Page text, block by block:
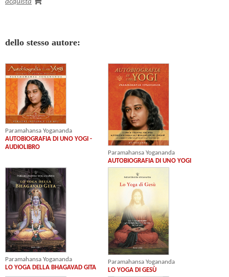
acquista
dello stesso autore:
Paramahansa Yogananda
AUTOBIOGRAFIA DI UNO YOGI -
AUDIOLIBRO
Paramahansa Yogananda
AUTOBIOGRAFIA DI UNO YOGI
Paramahansa Yogananda
LO YOGA DELLA BHAGAVAD GITA
Paramahansa Yogananda
LO YOGA DI GESÙ